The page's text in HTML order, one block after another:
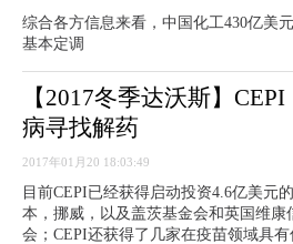
综合各方信息来看，中国化工430亿美
基本定调
【2017冬季达沃斯】
病寻找解药
2017年01月20 18:03:49
目前CEPI已经获得启动投资4.6亿美元
本，挪威，以及盖茨基金会和英国维康
会；CEPI还获得了几家在疫苗领域具有